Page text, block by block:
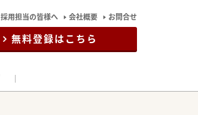
採用担当の皆様へ 会社概要 お問合せ
無料登録はこちら